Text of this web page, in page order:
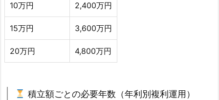
10万円 2,400万円
15万円 3,600万円
20万円 4,800万円
積立額ごとの必要年数（年利別複利運用）